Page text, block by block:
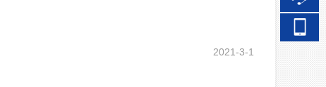
2021-3-1